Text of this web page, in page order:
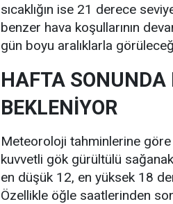
sıcaklığın ise 21 derece
benzer hava koşullarının
gün boyu aralıklarla
HAFTA
BEKLENİYOR
Meteoroloji tahminlerine göre
kuvvetli gök gürültülü sağanak
en düşük 12, en yüksek 18
Özellikle öğle saatlerinden